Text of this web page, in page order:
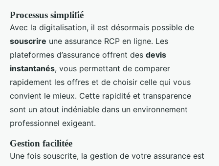
Processus simplifié
Avec la digitalisation, il est désormais possible de
souscrire une assurance RCP en ligne. Les
plateformes d’assurance offrent des devis
instantanés, vous permettant de comparer
rapidement les offres et de choisir celle qui vous
convient le mieux. Cette rapidité et transparence
sont un atout indéniable dans un environnement
professionnel exigeant.
Gestion facilitée
Une fois souscrite, la gestion de votre assurance est